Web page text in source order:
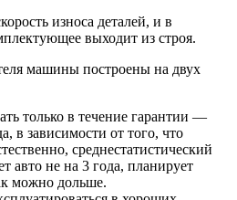
износа деталей, и в
выходит из строя.
машины построены на двух
только в течение гарантии —
в зависимости от того, что
среднестатистический
авто не на 3 года, планирует
можно дольше.